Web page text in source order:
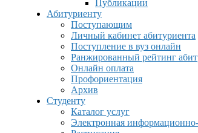
Публикации
Абитуриенту
Поступающим
Личный кабинет абитуриента
Поступление в вуз онлайн
Ранжированный рейтинг
Онлайн оплата
Профориентация
Архив
Студенту
Каталог услуг
Электронная информационно-